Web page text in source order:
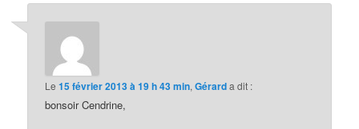
Le15 février 2013 à 19 h 43 min,Gérarda dit :
bonsoir Cendrine,